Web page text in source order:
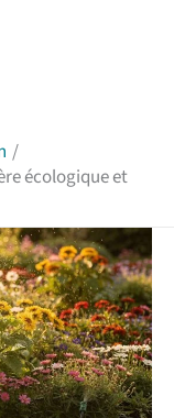
écologique et